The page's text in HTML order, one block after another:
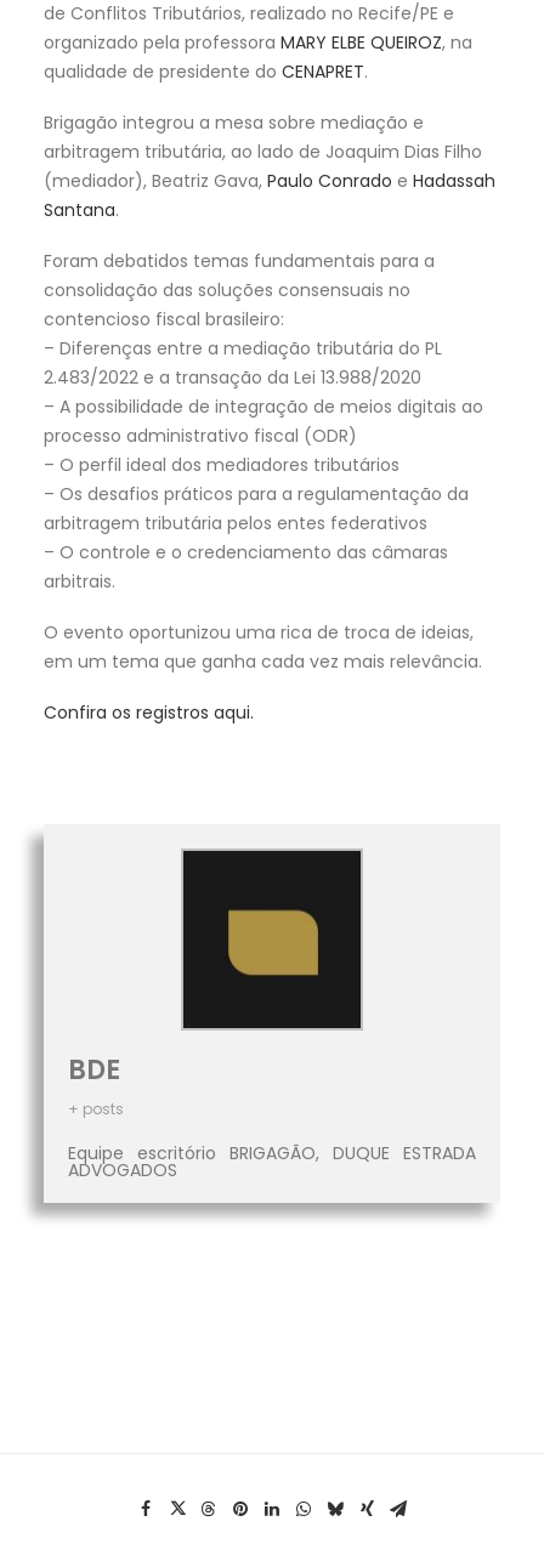
de Conflitos Tributários, realizado no Recife/PE e
organizado pela professora MARY ELBE QUEIROZ, na
qualidade de presidente do CENAPRET.
Brigagão integrou a mesa sobre mediação e
arbitragem tributária, ao lado de Joaquim Dias Filho
(mediador), Beatriz Gava, Paulo Conrado e Hadassah
Santana.
Foram debatidos temas fundamentais para a
consolidação das soluções consensuais no
contencioso fiscal brasileiro:
– Diferenças entre a mediação tributária do PL
2.483/2022 e a transação da Lei 13.988/2020
– A possibilidade de integração de meios digitais ao
processo administrativo fiscal (ODR)
– O perfil ideal dos mediadores tributários
– Os desafios práticos para a regulamentação da
arbitragem tributária pelos entes federativos
– O controle e o credenciamento das câmaras
arbitrais.
O evento oportunizou uma rica de troca de ideias,
em um tema que ganha cada vez mais relevância.
Confira os registros aqui.
BDE
+ posts
Equipe escritório BRIGAGÃO, DUQUE ESTRADA
ADVOGADOS